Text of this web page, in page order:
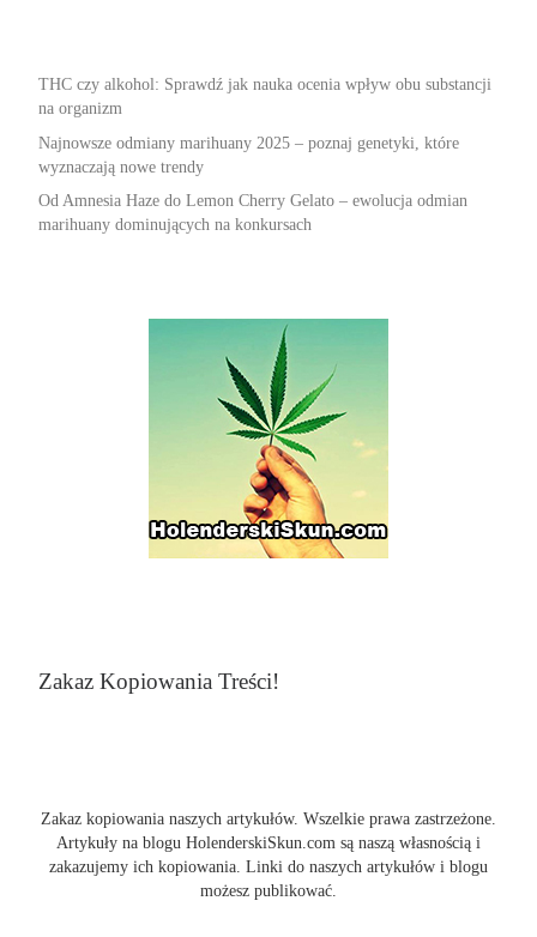
THC czy alkohol: Sprawdź jak nauka ocenia wpływ obu substancji
na organizm
Najnowsze odmiany marihuany 2025 – poznaj genetyki, które
wyznaczają nowe trendy
Od Amnesia Haze do Lemon Cherry Gelato – ewolucja odmian
marihuany dominujących na konkursach
Zakaz Kopiowania Treści!
Zakaz kopiowania naszych artykułów. Wszelkie prawa zastrzeżone.
Artykuły na blogu HolenderskiSkun.com są naszą własnością i
zakazujemy ich kopiowania. Linki do naszych artykułów i blogu
możesz publikować.